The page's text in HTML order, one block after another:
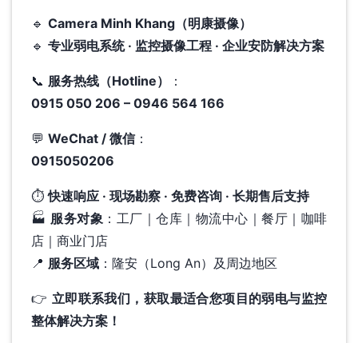
🔹 Camera Minh Khang（明康摄像）
🔹 专业弱电系统 · 监控摄像工程 · 企业安防解决方案
📞 服务热线（Hotline）
：
0915 050 206 – 0946 564 166
💬 WeChat / 微信：
0915050206
⏱快速响应 · 现场勘察 · 免费咨询 · 长期售后支持
🏭 服务对象 ：工厂｜仓库｜物流中心｜餐厅｜咖啡
店｜商业门店
📍 服务区域 ：隆安（Long An）及周边地区
👉 立即联系我们，获取最适合您项目的弱电与监控
整体解决方案！